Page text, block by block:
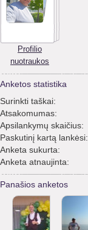
Profilio
nuotraukos
Anketos statistika
Surinkti taškai:
Atsakomumas:
Apsilankymų skaičius:
Paskutinį kartą lankėsi:
Anketa sukurta:
Anketa atnaujinta:
Panašios anketos